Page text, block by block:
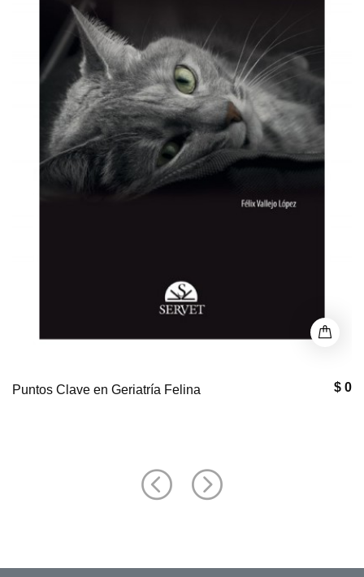
$ 0
Puntos Clave en Geriatría Felina